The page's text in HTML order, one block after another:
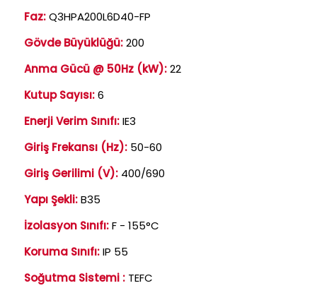
Faz:Q3HPA200L6D40-FP
Gövde Büyüklüğü:200
Anma Gücü @ 50Hz (kW):22
Kutup Sayısı:6
Enerji Verim Sınıfı:IE3
Giriş Frekansı (Hz): 50-60
Giriş Gerilimi (V): 400/690
Yapı Şekli:B35
İzolasyon Sınıfı:F - 155°C
Koruma Sınıfı:IP 55
Soğutma Sistemi : TEFC